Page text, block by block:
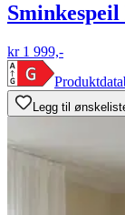
kr 1 999,-
Legg til